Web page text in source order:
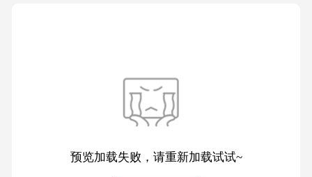
预览加载失败，请重新加载试试~